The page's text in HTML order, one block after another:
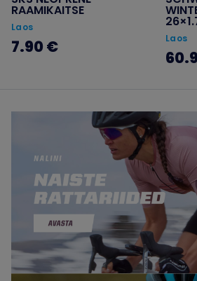
RAAMIKAITSE
Laos
7.90 € Laos